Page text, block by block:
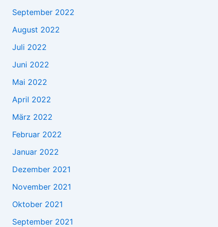
September 2022
August 2022
Juli 2022
Juni 2022
Mai 2022
April 2022
März 2022
Februar 2022
Januar 2022
Dezember 2021
November 2021
Oktober 2021
September 2021